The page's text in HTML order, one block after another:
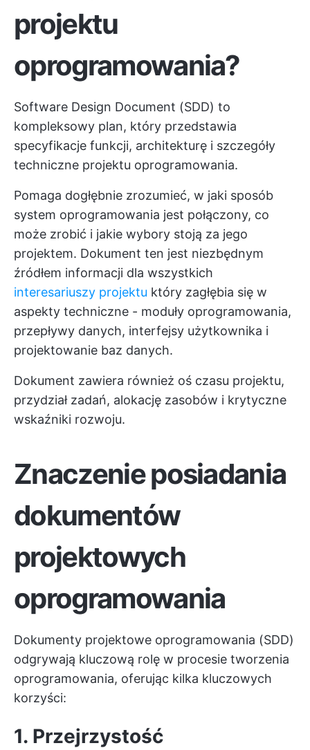
projektu
oprogramowania?
Software Design Document (SDD) to
kompleksowy plan, który przedstawia
specyfikacje funkcji, architekturę i szczegóły
techniczne projektu oprogramowania.
Pomaga dogłębnie zrozumieć, w jaki sposób
system oprogramowania jest połączony, co
może zrobić i jakie wybory stoją za jego
projektem. Dokument ten jest niezbędnym
źródłem informacji dla wszystkich
interesariuszy projektu który zagłębia się w
aspekty techniczne - moduły oprogramowania,
przepływy danych, interfejsy użytkownika i
projektowanie baz danych.
Dokument zawiera również oś czasu projektu,
przydział zadań, alokację zasobów i krytyczne
wskaźniki rozwoju.
Znaczenie posiadania
dokumentów
projektowych
oprogramowania
Dokumenty projektowe oprogramowania (SDD)
odgrywają kluczową rolę w procesie tworzenia
oprogramowania, oferując kilka kluczowych
korzyści:
1. Przejrzystość